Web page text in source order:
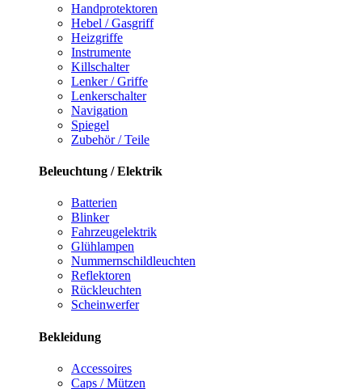
Handprotektoren
Hebel / Gasgriff
Heizgriffe
Instrumente
Killschalter
Lenker / Griffe
Lenkerschalter
Navigation
Spiegel
Zubehör / Teile
Beleuchtung / Elektrik
Batterien
Blinker
Fahrzeugelektrik
Glühlampen
Nummernschildleuchten
Reflektoren
Rückleuchten
Scheinwerfer
Bekleidung
Accessoires
Caps / Mützen